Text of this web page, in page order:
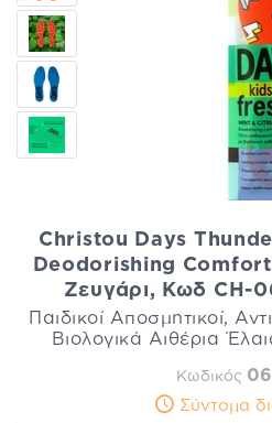
Christou Days
Deodorishing Comfort
Ζευγάρι, Κωδ CH-
Παιδικοί Αποσμητικοί,
Βιολογικά Αιθέρια
Κωδικός
Σύντομα